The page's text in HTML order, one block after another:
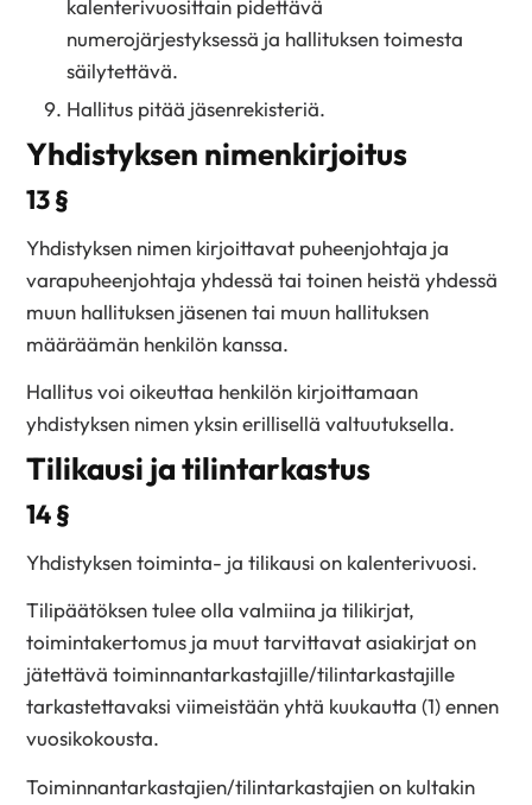
kalenterivuosittain pidettävä
numerojärjestyksessä ja hallituksen toimesta
säilytettävä.
Hallitus pitää jäsenrekisteriä.
Yhdistyksen nimenkirjoitus
13 §
Yhdistyksen nimen kirjoittavat puheenjohtaja ja
varapuheenjohtaja yhdessä tai toinen heistä yhdessä
muun hallituksen jäsenen tai muun hallituksen
määräämän henkilön kanssa.
Hallitus voi oikeuttaa henkilön kirjoittamaan
yhdistyksen nimen yksin erillisellä valtuutuksella.
Tilikausi ja tilintarkastus
14 §
Yhdistyksen toiminta- ja tilikausi on kalenterivuosi.
Tilipäätöksen tulee olla valmiina ja tilikirjat,
toimintakertomus ja muut tarvittavat asiakirjat on
jätettävä toiminnantarkastajille/tilintarkastajille
tarkastettavaksi viimeistään yhtä kuukautta (1) ennen
vuosikokousta.
Toiminnantarkastajien/tilintarkastajien on kultakin